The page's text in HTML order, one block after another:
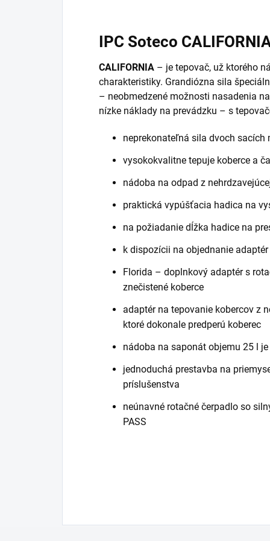
IPC Soteco
CALIFORNIA – je tepovač, už ktorého
charakteristiky. Grandiózna sila
– neobmedzené možnosti nasadenia
nízke náklady na prevádzku – s
neprekonateľná sila dvoch sacích
vysokokvalitne tepuje koberce a
nádoba na odpad z
praktická vypúšťacia hadica na
na požiadanie dĺžka hadice na
k dispozícii na objednanie
Florida – doplnkový adaptér s
znečistené koberce
adaptér na tepovanie kobercov z
ktoré dokonale predperú koberec
nádoba na saponát objemu 25 l
jednoduchá prestavba na
príslušenstva
neúnavné rotačné čerpadlo so
PASS